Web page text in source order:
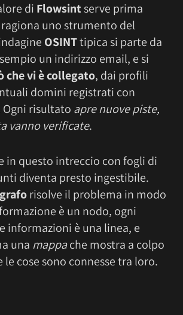
di Flowsintserve prima
uno strumento del
OSINTtipica si parte da
un indirizzo email, e si
che vi è collegato, dai profili
domini registrati con
Ogni risultato apre nuove piste,
vanno verificate.
in questo intreccio con fogli di
diventa presto ingestibile.
risolve il problema in modo
è un nodo, ogni
informazioni è una linea, e
una mappache mostra a colpo
le cose sono connesse tra loro.